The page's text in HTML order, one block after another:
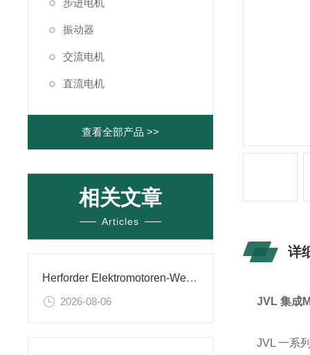
步进电机
振动器
交流电机
直流电机
查看全部产品 >>
相关文章
Articles
Herforder Elektromotoren‑Werke 制动防爆电机应用解析
2026-08-06
详
JVL 集成
JVL 一系